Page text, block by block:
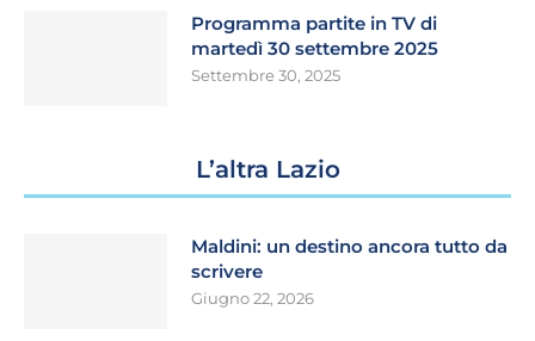
Programma partite in TV di
martedì 30 settembre 2025
Settembre 30, 2025
L’altra Lazio
Maldini: un destino ancora tutto da
scrivere
Giugno 22, 2026